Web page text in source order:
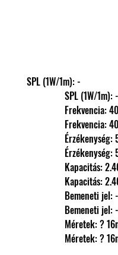
SPL (1W/1m): -
                SPL (1W/1m): -
                Bemeneti jel: -
                Bemeneti jel: -